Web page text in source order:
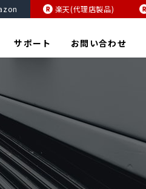
楽天(代理店製品)
サポート お問い合わせ